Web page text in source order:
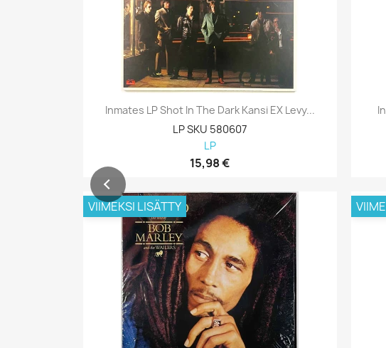
Inmates LP Shot In The Dark Kansi EX Levy...
LP SKU 580607
LP
15,98 €
VIIMEKSI LISÄTTY